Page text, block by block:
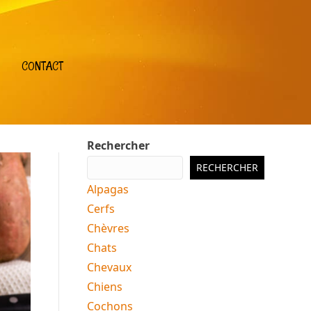
CONTACT
Rechercher
RECHERCHER
Alpagas
Cerfs
Chèvres
Chats
Chevaux
Chiens
Cochons